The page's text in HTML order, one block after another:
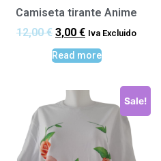
Camiseta tirante Anime
12,00€ 3,00 € Iva Excluido
Read more
Sale!